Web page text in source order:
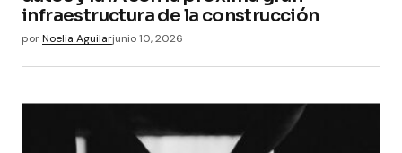
infraestructura de la construcción
porNoelia Aguilarjunio 10, 2026